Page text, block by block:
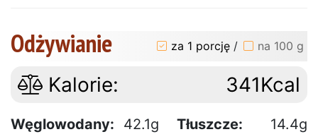
Odżywianie za 1 porcję / na 100 g
Kalorie: 341Kcal
Węglowodany: 42.1g Tłuszcze:
14.4g